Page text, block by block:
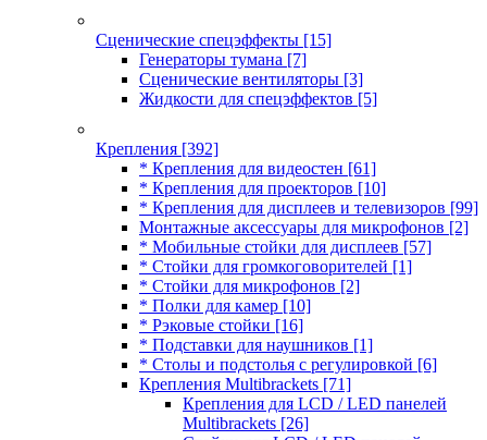
Сценические спецэффекты [15]
Генераторы тумана [7]
Сценические вентиляторы [3]
Жидкости для спецэффектов [5]
Крепления [392]
* Крепления для видеостен [61]
* Крепления для проекторов [10]
* Крепления для дисплеев и телевизоров [99]
Монтажные аксессуары для микрофонов [2]
* Мобильные стойки для дисплеев [57]
* Стойки для громкоговорителей [1]
* Стойки для микрофонов [2]
* Полки для камер [10]
* Рэковые стойки [16]
* Подставки для наушников [1]
* Столы и подстолья с регулировкой [6]
Крепления Multibrackets [71]
Крепления для LCD / LED панелей
Multibrackets [26]